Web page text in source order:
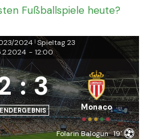
Fußballspiele heute?
2024 | Spieltag 23
- 12:00
: 3
ENDERGEBNIS Monaco
Folarin Balogun 19'